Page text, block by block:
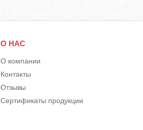
О НАС
О компании
Контакты
Отзывы
Сертификаты продукции